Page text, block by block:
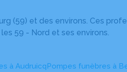
(59) et des environs. Ces
59 - Nord et ses environs.
à AudruicqPompes funèbres à